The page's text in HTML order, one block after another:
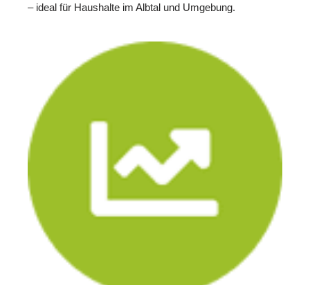
– ideal für Haushalte im Albtal und Umgebung.